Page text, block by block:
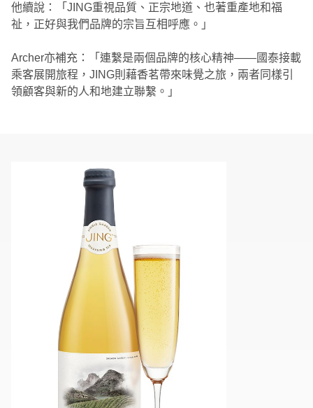
他續說：「JING重視品質、正宗地道、也著重產地和福
祉，正好與我們品牌的宗旨互相呼應。」
Archer亦補充：「連繫是兩個品牌的核心精神——國泰接載
乘客展開旅程，JING則藉香茗帶來味覺之旅，兩者同樣引
領顧客與新的人和地建立聯繫。」